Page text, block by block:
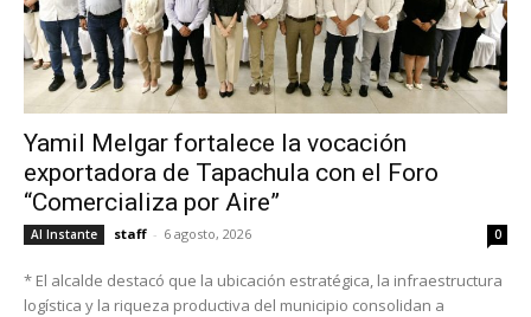
Yamil Melgar fortalece la vocación
exportadora de Tapachula con el Foro
“Comercializa por Aire”
Al Instante staff - 6 agosto, 2026 0
* El alcalde destacó que la ubicación estratégica, la infraestructura
logística y la riqueza productiva del municipio consolidan a